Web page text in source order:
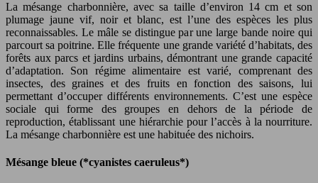
La mésange charbonnière, avec sa taille d’environ 14 cm et son
plumage jaune vif, noir et blanc, est l’une des espèces les plus
reconnaissables. Le mâle se distingue par une large bande noire qui
parcourt sa poitrine. Elle fréquente une grande variété d’habitats, des
forêts aux parcs et jardins urbains, démontrant une grande capacité
d’adaptation. Son régime alimentaire est varié, comprenant des
insectes, des graines et des fruits en fonction des saisons, lui
permettant d’occuper différents environnements. C’est une espèce
sociale qui forme des groupes en dehors de la période de
reproduction, établissant une hiérarchie pour l’accès à la nourriture.
La mésange charbonnière est une habituée des nichoirs.
Mésange bleue (*cyanistes caeruleus*)